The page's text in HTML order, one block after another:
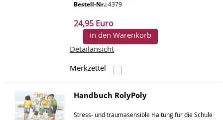
Bestell-Nr.: 4379
24,95 Euro
in den Warenkorb
Detailansicht
Merkzettel
Handbuch RolyPoly
Stress- und traumasensible Haltung für die Schule